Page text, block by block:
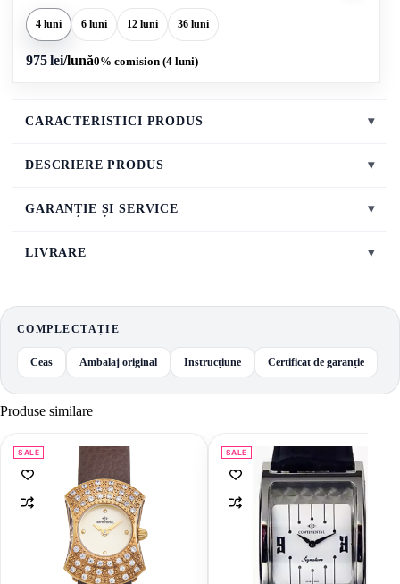
4 luni 6 luni 12 luni 36 luni
975 lei/lună0% comision (4 luni)
CARACTERISTICI PRODUS ▾
DESCRIERE PRODUS ▾
GARANȚIE ȘI SERVICE ▾
LIVRARE ▾
COMPLECTAȚIE
Ceas Ambalaj original Instrucțiune Certificat de garanție
Produse similare
SALE SALE